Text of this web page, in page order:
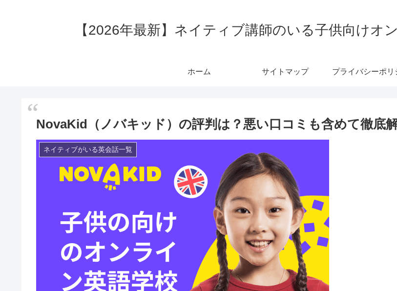
【2026年最新】ネイティブ講師のいる子供向けオ
ホーム サイトマップ プライバシーポリ
NovaKid（ノバキッド）の評判は？悪い口コミも含めて徹底解
ネイティブがいる英会話一覧